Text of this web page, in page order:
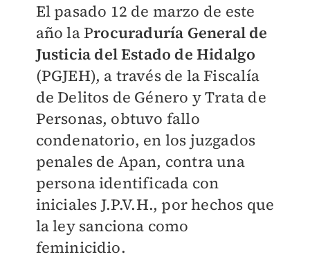
El pasado 12 de marzo de este
año la Procuraduría General de
Justicia del Estado de Hidalgo
(PGJEH), a través de la Fiscalía
de Delitos de Género y Trata de
Personas, obtuvo fallo
condenatorio, en los juzgados
penales de Apan, contra una
persona identificada con
iniciales J.P.V.H., por hechos que
la ley sanciona como
feminicidio.